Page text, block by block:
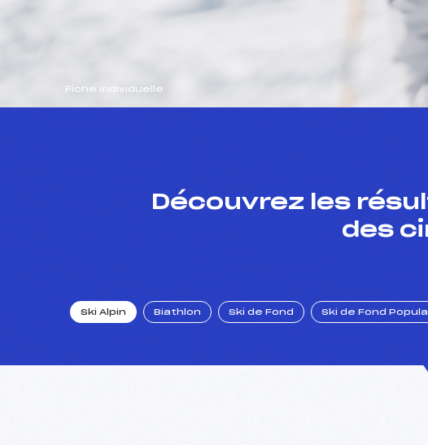
Fiche individuelle
Découvrez les
des
Ski Alpin Biathlon Ski de Fond Ski de Fond